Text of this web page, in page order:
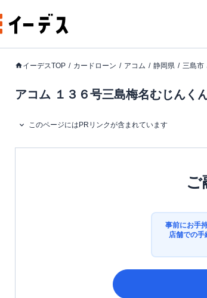
イーデスTOP カードローン アコム 静岡県 三島市
アコム １３６号三島梅名むじんく
このページにはPRリンクが含まれています
ご
事前にお手
店舗での手